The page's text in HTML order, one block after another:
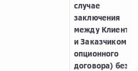
случае
заключения
между
и Заказчиком
опционного
договора) без